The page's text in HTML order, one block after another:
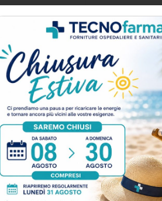
COD:
Categoria:
METODO DI
professionale, realizzato in